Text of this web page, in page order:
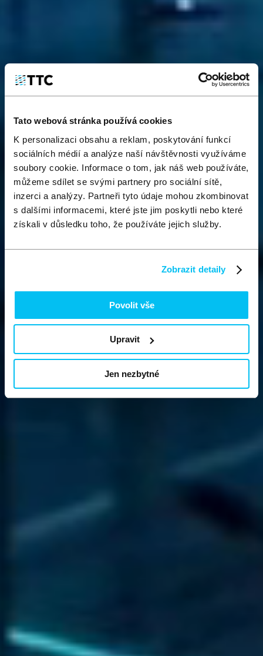
Tato webová stránka používá cookies
K personalizaci obsahu a reklam, poskytování funkcí
sociálních médií a analýze naší návštěvnosti využíváme
soubory cookie. Informace o tom, jak náš web používáte,
můžeme sdílet se svými partnery pro sociální sítě,
inzerci a analýzy. Partneři tyto údaje mohou zkombinovat
s dalšími informacemi, které jste jim poskytli nebo které
získali v důsledku toho, že používáte jejich služby.
Zobrazit detaily
Povolit vše
Upravit
Jen nezbytné